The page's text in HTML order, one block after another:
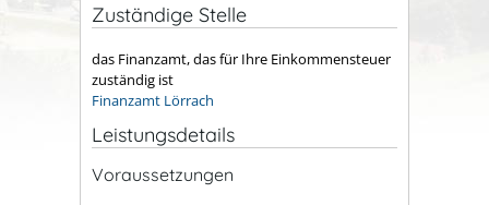
Zuständige Stelle
das Finanzamt, das für Ihre Einkommensteuer
zuständig ist
Finanzamt Lörrach
Leistungsdetails
Voraussetzungen